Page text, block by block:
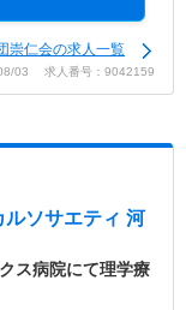
崇仁会の求人一覧
03 求人番号：9042159
ソサエティ 河
ス病院にて理学療